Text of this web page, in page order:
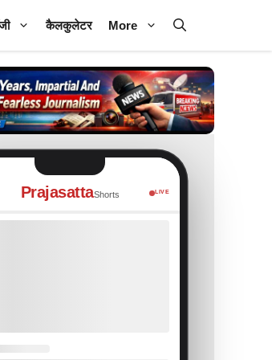
कैलकुलेटर More
PrajasattaShorts LIVE